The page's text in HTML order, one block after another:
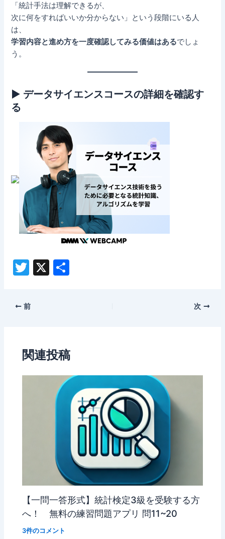
「統計手法は理解できるが、
次に何をすればいいか分からない」という段階にいる人
は、
学習内容と進め方を一度確認してみる価値はあるでしょ
う。
▶ データサイエンスコースの詳細を確認す
る
T
itt
er
X
Post 前 次
関連投稿
【一問一答形式】統計検定3級を受験する方
へ！ 無料の練習問題アプリ 問11~20
3件のコメント